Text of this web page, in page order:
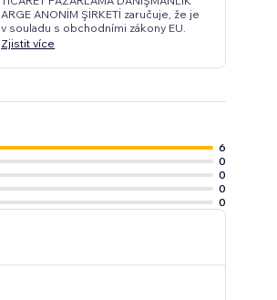
ARGE ANONİM ŞİRKETİ zaručuje, že je
v souladu s obchodními zákony EU.
Zjistit více
6
0
0
0
0